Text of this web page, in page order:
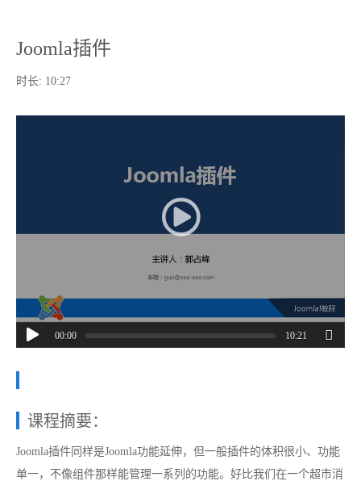
Joomla插件
时长: 10:27
00:00 10:21
课程摘要：
Joomla插件同样是Joomla功能延伸，但一般插件的体积很小、功能
单一，不像组件那样能管理一系列的功能。好比我们在一个超市消